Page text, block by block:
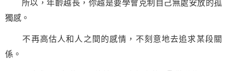
所以，年齡越長，你越是要學會克制自己無處安放的孤
獨感。
不再高估人和人之間的感情，不刻意地去追求某段關
係。